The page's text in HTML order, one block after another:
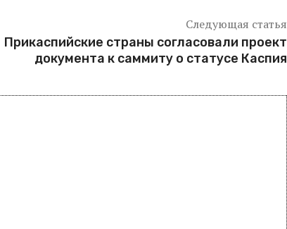
Следующая статья
Прикаспийские страны согласовали проект
документа к саммиту о статусе Каспия